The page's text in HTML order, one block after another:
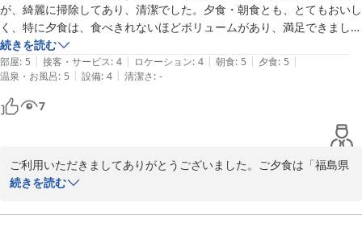
2016-01-15
が、綺麗に掃除してあり、清潔でした。夕食・朝食とも、とてもおいし
く、特に夕食は、食べきれないほどボリュームがあり、満足できましし
た。また、オーナー様丁寧な見送りありがとうございました。機会が有
続きを読む
部屋: 5 | 接客・サービス: 4 | ロケーション: 4 | 朝食: 5 | 夕食: 5 |
温泉・お風呂: 5 | 設備: 4 | 清潔さ: -
7
ご利用いただきましてありがとうございました。ご夕食は「福島県
産黒毛和牛２５０ｇステーキプラン」でしたね。皆様ご想像以上の
が、喜んでいただけて良かったです。ご家族での旅行、とても楽し
続きを読む